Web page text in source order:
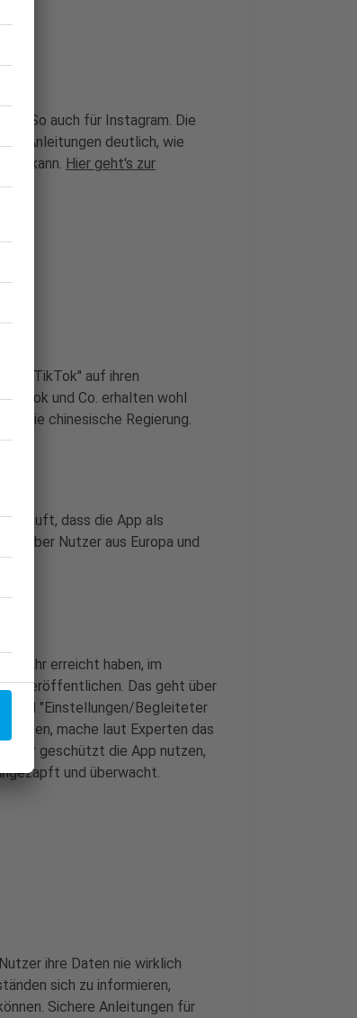
So auch für Instagram. Die
Anleitungen deutlich, wie
kann. Hier geht's zur
"TikTok" auf ihren
und Co. erhalten wohl
die chinesische Regierung.
dass die App als
über Nutzer aus Europa und
erreicht haben, im
veröffentlichen. Das geht über
und "Einstellungen/Begleiteter
nutzen, mache laut Experten das
geschützt die App nutzen,
und überwacht.
ihre Daten nie wirklich
sich zu informieren,
Sichere Anleitungen für